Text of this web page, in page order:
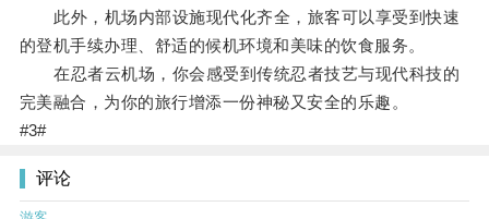
此外，机场内部设施现代化齐全，旅客可以享受到快速
的登机手续办理、舒适的候机环境和美味的饮食服务。
在忍者云机场，你会感受到传统忍者技艺与现代科技的
完美融合，为你的旅行增添一份神秘又安全的乐趣。
#3#
评论